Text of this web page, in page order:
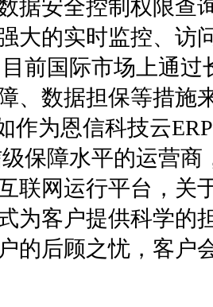
据安全控制权限查
大的实时监控、访
前国际市场上通过
、数据担保等措施
作为恩信科技云
保障水平的运营商
联网运行平台，关
为客户提供科学的
的后顾之忧，客户